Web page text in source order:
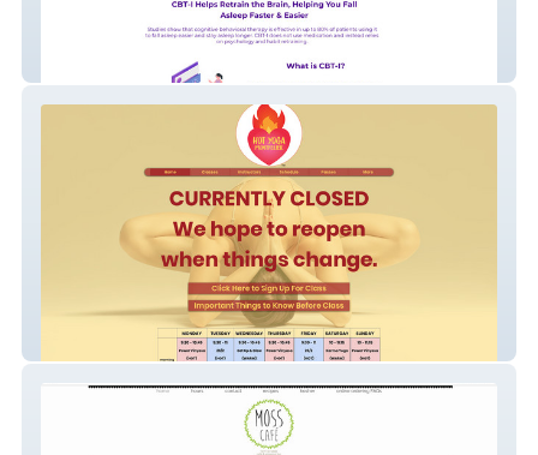
Hello Better Sleep